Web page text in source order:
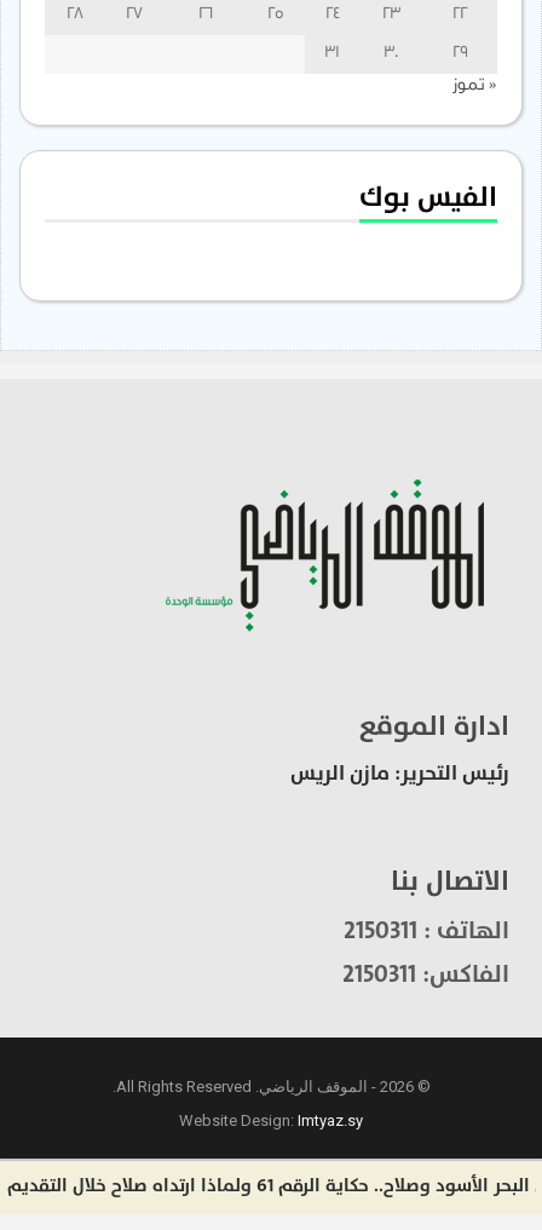
22
23
24
25
26
27
28
29
30
31
« تموز
الفيس بوك
ادارة الموقع
رئيس التحرير: مازن الريس
الاتصال بنا
الهاتف : 2150311
الفاكس: 2150311
© 2026 - الموقف الرياضي. All Rights Reserved.
Website Design:Imtyaz.sy
الرقم 61 ولماذا ارتداه صلاح خلال التقديم مع نادي طرابزون